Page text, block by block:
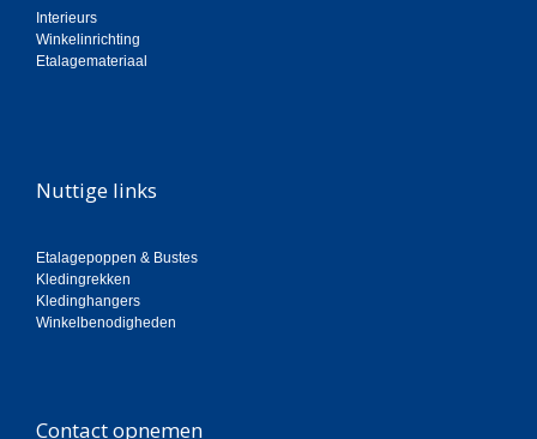
Interieurs
Winkelinrichting
Etalagemateriaal
Nuttige links
Etalagepoppen & Bustes
Kledingrekken
Kledinghangers
Winkelbenodigheden
Contact opnemen